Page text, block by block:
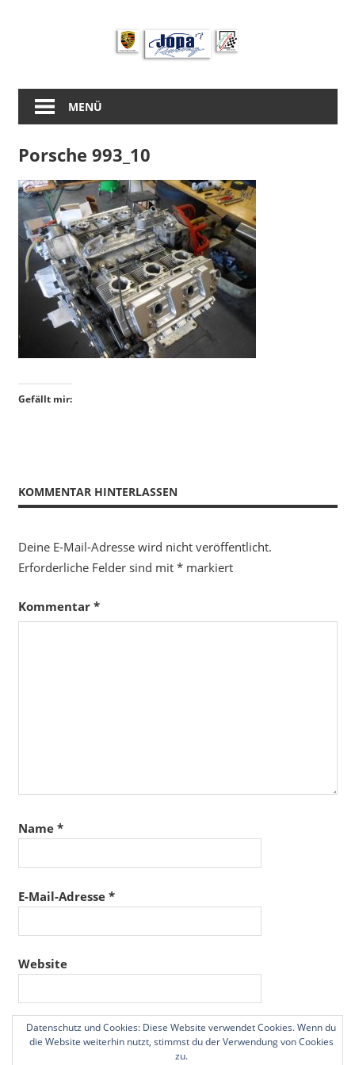
MENÜ
Porsche 993_10
Gefällt mir:
KOMMENTAR HINTERLASSEN
Deine E-Mail-Adresse wird nicht veröffentlicht.
Erforderliche Felder sind mit *markiert
Kommentar *
Name *
E-Mail-Adresse *
Website
Name, E-Mail-Adresse und Website in diesem
Browser für meinen nächsten Kommentar speichern.
Datenschutz und Cookies: Diese Website verwendet Cookies. Wenn du
die Website weiterhin nutzt, stimmst du der Verwendung von Cookies
zu.